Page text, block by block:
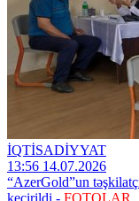
İQTİSADİYYAT
13:56 14.07.2026
“AzerGold”un
keçirildi - FOTOLAR